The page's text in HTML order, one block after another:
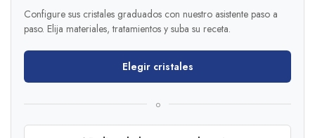
Configure sus cristales graduados con nuestro asistente paso a
paso. Elija materiales, tratamientos y suba su receta.
Elegir cristales
o